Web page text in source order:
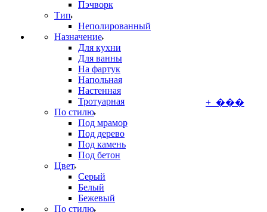
Пэчворк
Тип
Неполированный
Назначение
Для кухни
Для ванны
На фартук
Напольная
Настенная
Тротуарная
По стилю
Под мрамор
Под дерево
Под камень
Под бетон
Цвет
Серый
Белый
Бежевый
По стилю
+ ���